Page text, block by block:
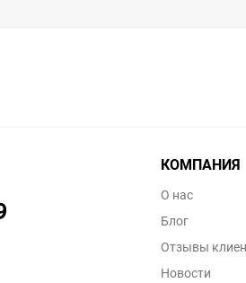
КОМПАНИЯ
О нас
Блог
Отзывы
Новости